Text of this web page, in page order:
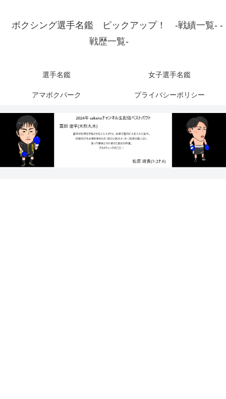
ボクシング選手名鑑 ピックアップ！ -戦績一覧- -
戦歴一覧-
選手名鑑 女子選手名鑑
アマボクパーク プライバシーポリシー